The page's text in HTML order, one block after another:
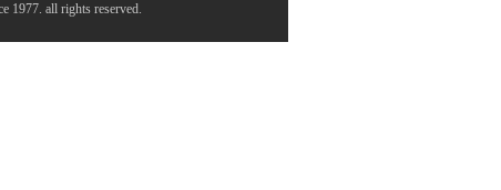
1977. all rights reserved.